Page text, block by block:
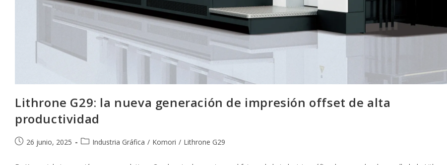
Lithrone G29: la nueva generación de impresión offset de alta
productividad
Publicación
26 junio, 2025
Categoría
Industria Gráfica / Komori / Lithrone G29